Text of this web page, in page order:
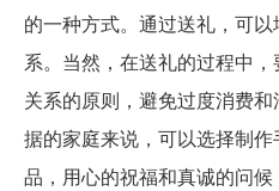
的一种方式。通过送礼，可
系。当然，在送礼的过程中
关系的原则，避免过度消费
据的家庭来说，可以选择制
品，用心的祝福和真诚的问